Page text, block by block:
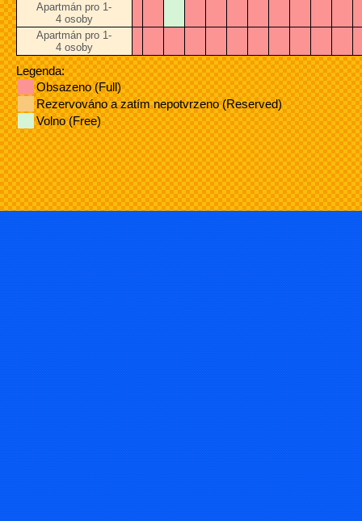
Apartmán pro 1-
4 osoby
Apartmán pro 1-
4 osoby
Legenda:
Obsazeno (Full)
Rezervováno a zatím nepotvrzeno (Reserved)
Volno (Free)